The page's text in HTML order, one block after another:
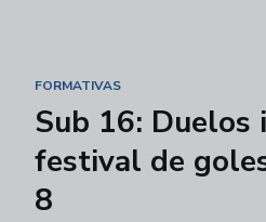
FORMATIVAS
Sub 16: Duelos
festival de
8